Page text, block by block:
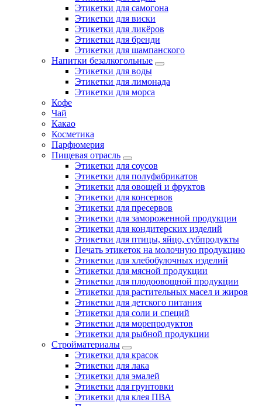
Этикетки для самогона
Этикетки для виски
Этикетки для ликёров
Этикетки для бренди
Этикетки для шампанского
Напитки безалкогольные
Этикетки для воды
Этикетки для лимонада
Этикетки для морса
Кофе
Чай
Какао
Косметика
Парфюмерия
Пищевая отрасль
Этикетки для соусов
Этикетки для полуфабрикатов
Этикетки для овощей и фруктов
Этикетки для консервов
Этикетки для пресервов
Этикетки для замороженной продукции
Этикетки для кондитерских изделий
Этикетки для птицы, яйцо, субпродукты
Печать этикеток на молочную продукцию
Этикетки для хлебобулочных изделий
Этикетки для мясной продукции
Этикетки для плодоовощной продукции
Этикетки для растительных масел и жиров
Этикетки для детского питания
Этикетки для соли и специй
Этикетки для морепродуктов
Этикетки для рыбной продукции
Стройматериалы
Этикетки для красок
Этикетки для лака
Этикетки для эмалей
Этикетки для грунтовки
Этикетки для клея ПВА